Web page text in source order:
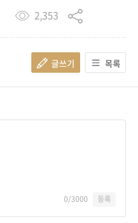
2,353
글쓰기 목록
0/3000 등록